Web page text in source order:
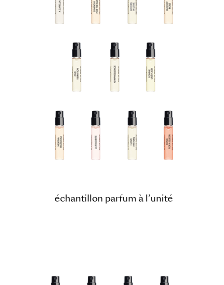
échantillon parfum à l’unité